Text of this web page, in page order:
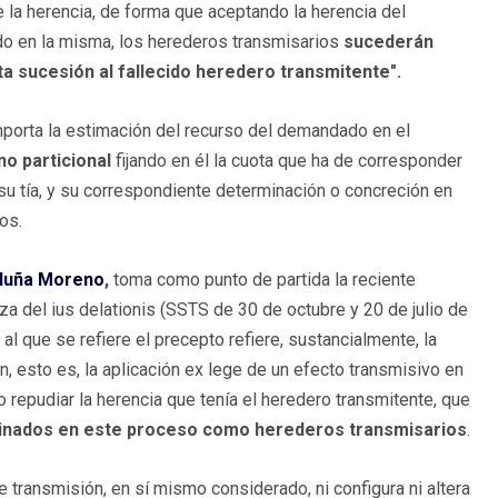
herencia, de forma que aceptando la herencia del
en la misma, los herederos transmisarios sucederán
sucesión al fallecido heredero transmitente".
la estimación del recurso del demandado en el
particional fijando en él la cuota que ha de corresponder
tía, y su correspondiente determinación o concreción en
Moreno, toma como punto de partida la reciente
del ius delationis (SSTS de 30 de octubre y 20 de julio de
que se refiere el precepto refiere, sustancialmente, la
esto es, la aplicación ex lege de un efecto transmisivo en
la herencia que tenía el heredero transmitente, que
en este proceso como herederos transmisarios.
en sí mismo considerado, ni configura ni altera